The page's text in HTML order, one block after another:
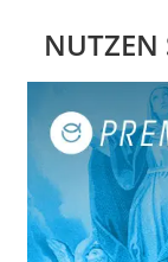
NUTZEN